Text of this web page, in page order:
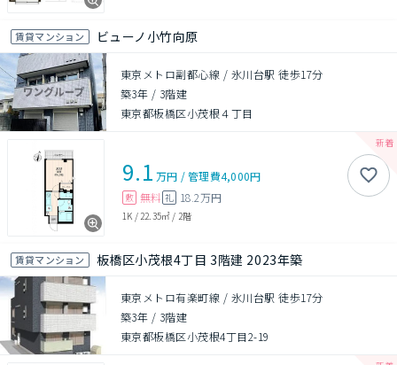
賃貸マンション ビューノ小竹向原
東京メトロ副都心線 / 氷川台駅 徒歩17分
築3年 / 3階建
東京都板橋区小茂根４丁目
9.1 万円 /管理費4,000円
敷 無料 礼 18.2万円
1K / 22.35㎡ / 2階
賃貸マンション 板橋区小茂根4丁目 3階建 2023年築
東京メトロ有楽町線 / 氷川台駅 徒歩17分
築3年 / 3階建
東京都板橋区小茂根4丁目2-19